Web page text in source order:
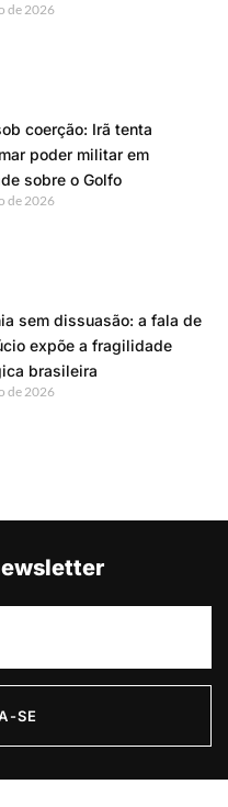
de 2026
coerção: Irã tenta
poder militar em
sobre o Golfo
de 2026
sem dissuasão: a fala de
expõe a fragilidade
brasileira
de 2026
SE